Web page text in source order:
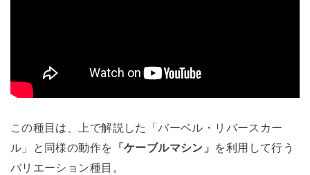
この種目は、上で解説した「バーベル・リバースカー
ル」と同様の動作を 「ケーブルマシン」 を利用して行う
バリエーション種目。